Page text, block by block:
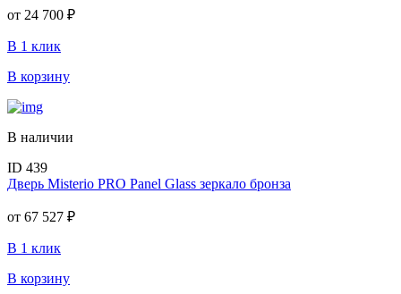
от 24 700 ₽
В 1 клик
В корзину
В наличии
ID 439
Дверь Misterio PRO Panel Glass зеркало бронза
от 67 527 ₽
В 1 клик
В корзину